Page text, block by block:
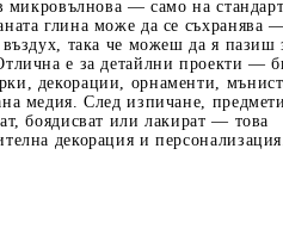
и помощни материали
LOVE
10. КОЛЕДНИ ,
ЩАНЦИ
микровълнова — само на
глина може да се съхранява
въздух, така че можеш да я пазиш
е за детайлни проекти —
декорации, орнаменти,
медия. След изпичане,
боядисват или лакират — това
декорация и персонализация.